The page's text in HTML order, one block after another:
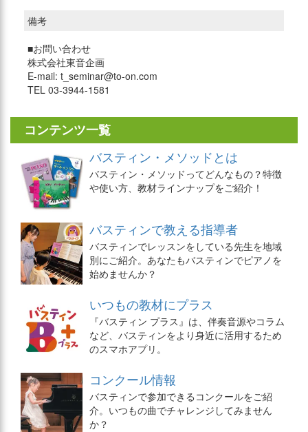
備考
■お問い合わせ
株式会社東音企画
E-mail: t_seminar@to-on.com
TEL 03-3944-1581
コンテンツ一覧
バスティン・メソッドとは
バスティン・メソッドってどんなもの？特徴
や使い方、教材ラインナップをご紹介！
バスティンで教える指導者
バスティンでレッスンをしている先生を地域
別にご紹介。あなたもバスティンでピアノを
始めませんか？
いつもの教材にプラス
『バスティン プラス』は、伴奏音源やコラム
など、バスティンをより身近に活用するため
のスマホアプリ。
コンクール情報
バスティンで参加できるコンクールをご紹
介。いつもの曲でチャレンジしてみません
か？